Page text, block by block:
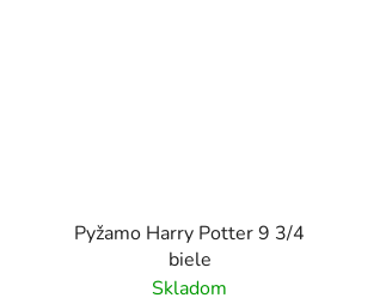
Pyžamo Harry Potter 9 3/4
biele
Skladom